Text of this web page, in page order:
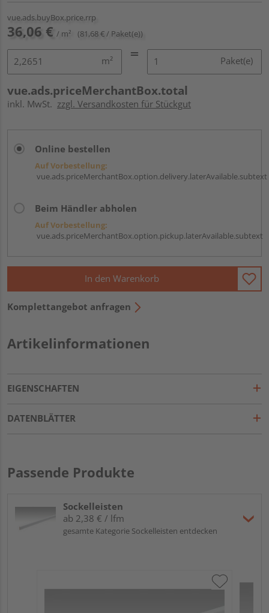
vue.ads.buyBox.price.rrp
36,06 € / m² (81,68 € / Paket(e))
m² Paket(e)
vue.ads.priceMerchantBox.total
inkl. MwSt. zzgl. Versandkosten für Stückgut
Online bestellen
Auf Vorbestellung:
vue.ads.priceMerchantBox.option.delivery.laterAvailable.subtext
Beim Händler abholen
Auf Vorbestellung:
vue.ads.priceMerchantBox.option.pickup.laterAvailable.subtext
In den Warenkorb
Komplettangebot anfragen
Artikelinformationen
EIGENSCHAFTEN
DATENBLÄTTER
Passende Produkte
Sockelleisten
ab 2,38 € / lfm
gesamte Kategorie Sockelleisten entdecken